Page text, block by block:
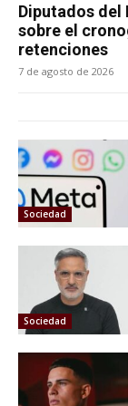
Diputados del
sobre el
retenciones
7 de agosto de 2026
Sociedad
Sociedad